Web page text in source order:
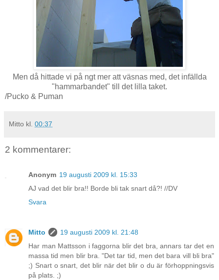
Men då hittade vi på ngt mer att väsnas med, det infällda
"hammarbandet" till det lilla taket.
/Pucko & Puman
Mitto kl. 00:37
2 kommentarer:
Anonym 19 augusti 2009 kl. 15:33
AJ vad det blir bra!! Borde bli tak snart då?! //DV
Svara
Mitto
19 augusti 2009 kl. 21:48
Har man Mattsson i faggorna blir det bra, annars tar det en
massa tid men blir bra. "Det tar tid, men det bara vill bli bra"
;) Snart o snart, det blir när det blir o du är förhoppningsvis
på plats. ;)